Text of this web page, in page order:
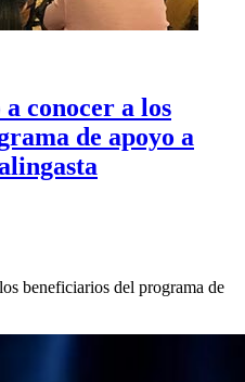
conocer a los
de apoyo a
beneficiarios del programa de